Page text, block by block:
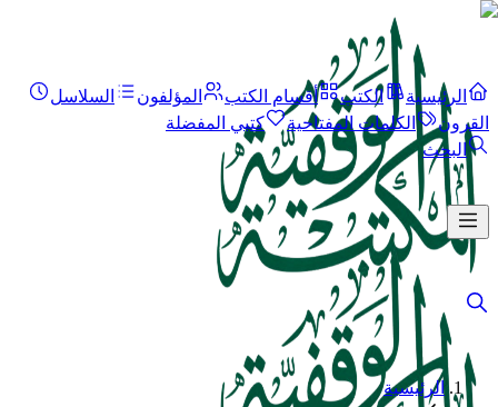
الرئيسية الكتب أقسام الكتب المؤلفون
السلاسل
القرون
الكلمات المفتاحية
كتبي المفضلة
البحث
الرئيسية